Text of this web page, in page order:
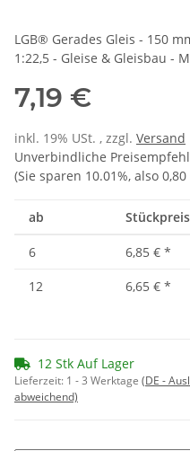
LGB® Gerades Gleis - 150
1:22,5 - Gleise & Gleisbau -
7,19 €
inkl. 19% USt. , zzgl. Versand
Unverbindliche
(Sie sparen 10.01%, also 0,80
ab
6 6,85 € *
12
6,65 € *
12 Stk Auf Lager
Lieferzeit: 1 - 3 Werktage (DE -
abweichend)